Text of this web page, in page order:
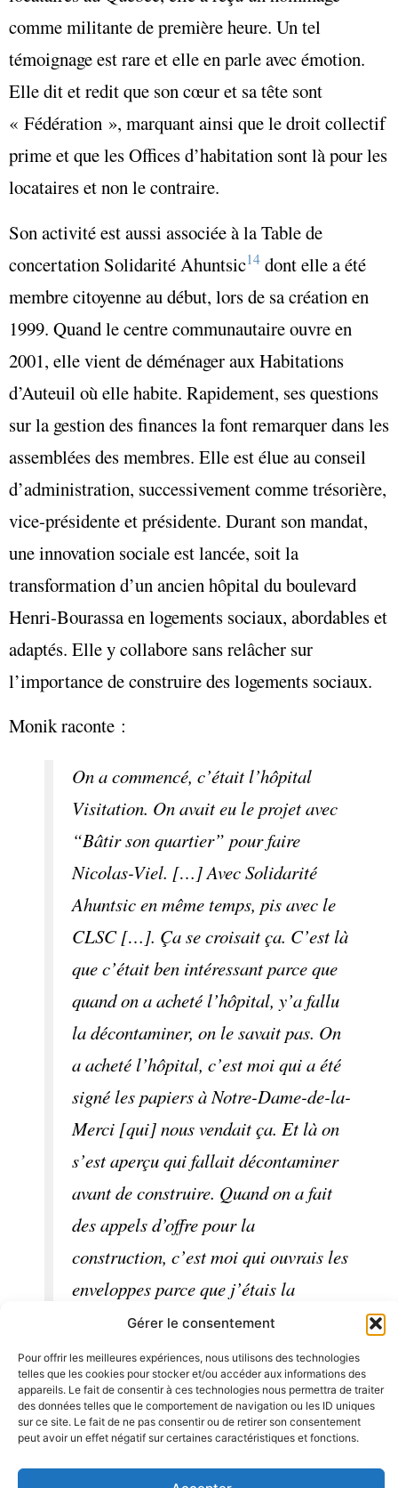
Gérer le consentement
Pour offrir les meilleures expériences, nous utilisons des technologies
telles que les cookies pour stocker et/ou accéder aux informations des
appareils. Le fait de consentir à ces technologies nous permettra de traiter
des données telles que le comportement de navigation ou les ID uniques
sur ce site. Le fait de ne pas consentir ou de retirer son consentement
peut avoir un effet négatif sur certaines caractéristiques et fonctions.
comme militante de première heure. Un tel
témoignage est rare et elle en parle avec émotion.
Elle dit et redit que son cœur et sa tête sont
« Fédération », marquant ainsi que le droit collectif
prime et que les Offices d’habitation sont là pour les
locataires et non le contraire.
Son activité est aussi associée à la Table de
concertation Solidarité Ahuntsic14 dont elle a été
membre citoyenne au début, lors de sa création en
1999. Quand le centre communautaire ouvre en
2001, elle vient de déménager aux Habitations
d’Auteuil où elle habite. Rapidement, ses questions
sur la gestion des finances la font remarquer dans les
assemblées des membres. Elle est élue au conseil
d’administration, successivement comme trésorière,
vice-présidente et présidente. Durant son mandat,
une innovation sociale est lancée, soit la
transformation d’un ancien hôpital du boulevard
Henri-Bourassa en logements sociaux, abordables et
adaptés. Elle y collabore sans relâcher sur
l’importance de construire des logements sociaux.
Monik raconte :
On a commencé, c’était l’hôpital
Visitation. On avait eu le projet avec
“Bâtir son quartier” pour faire
Nicolas-Viel. […] Avec Solidarité
Ahuntsic en même temps, pis avec le
CLSC […]. Ça se croisait ça. C’est là
que c’était ben intéressant parce que
quand on a acheté l’hôpital, y’a fallu
la décontaminer, on le savait pas. On
a acheté l’hôpital, c’est moi qui a été
signé les papiers à Notre-Dame-de-la-
Merci [qui] nous vendait ça. Et là on
s’est aperçu qui fallait décontaminer
avant de construire. Quand on a fait
des appels d’offre pour la
construction, c’est moi qui ouvrais les
enveloppes parce que j’étais la
présidente. […] J’ai quitté [l’OBNL]
quand la bâtisse est ouverte.
L’Habitation Nicolas-Viel ouvre en 2007. On lui
propose d’y habiter, mais elle ne tient pas à
déménager. En 2017, on oublie de l’inviter à la